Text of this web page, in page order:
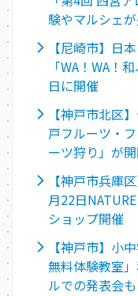
験やマルシェ
【尼崎市】日
「WA！WA！
日に開催
【神戸市北区
戸フルーツ・
ーツ狩り」が
【神戸市兵庫
月22日
ショップ開催
【神戸市】小
無料体験教室
ルでの発表会も